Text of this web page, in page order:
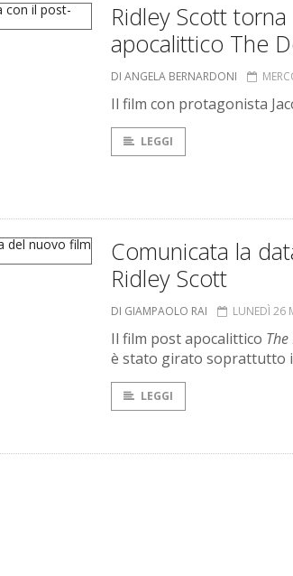
Ridley Scott
apocalittico The
DI ANGELA BERNARDONI
Il film con protagonista
LEGGI
Comunicata la
Ridley Scott
DI GIAMPAOLO RAI LUNEDÌ 26
Il film post apocalittico
è stato girato soprattutto
LEGGI